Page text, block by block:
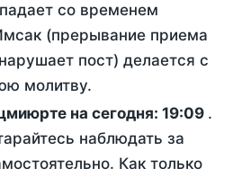
со временем
(прерывание приема
пост) делается с
молитву.
на сегодня: 19:09 .
наблюдать за
Как только